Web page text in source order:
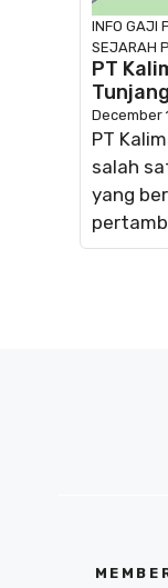
INFO GAJI
SEJARAH
PT
December
PT
salah
yang